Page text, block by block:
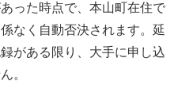
った時点で、本山町在住で
なく自動否決されます。延
がある限り、大手に申し込
。